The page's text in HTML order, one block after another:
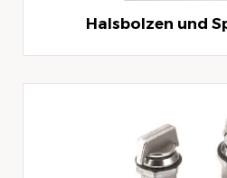
Halsbolzen und